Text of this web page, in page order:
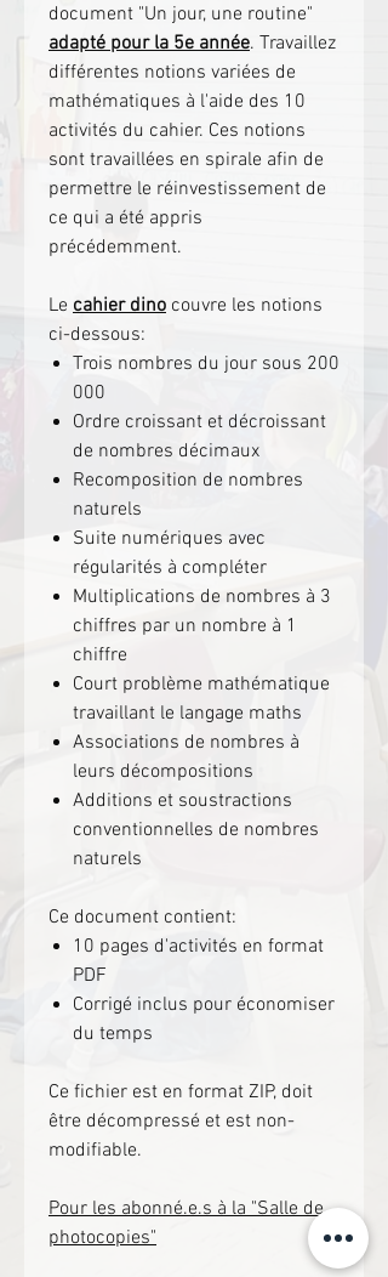
document "Un jour, une routine"
adapté pour la 5e année. Travaillez
différentes notions variées de
mathématiques à l'aide des 10
activités du cahier. Ces notions
sont travaillées en spirale afin de
permettre le réinvestissement de
ce qui a été appris
précédemment.
Le cahier dino couvre les notions
ci-dessous:
Trois nombres du jour sous 200
000
Ordre croissant et décroissant
de nombres décimaux
Recomposition de nombres
naturels
Suite numériques avec
régularités à compléter
Multiplications de nombres à 3
chiffres par un nombre à 1
chiffre
Court problème mathématique
travaillant le langage maths
Associations de nombres à
leurs décompositions
Additions et soustractions
conventionnelles de nombres
naturels
Ce document contient:
10 pages d'activités en format
PDF
Corrigé inclus pour économiser
du temps
Ce fichier est en format ZIP, doit
être décompressé et est non-
modifiable.
Pour les abonné.e.s à la "Salle de
photocopies"